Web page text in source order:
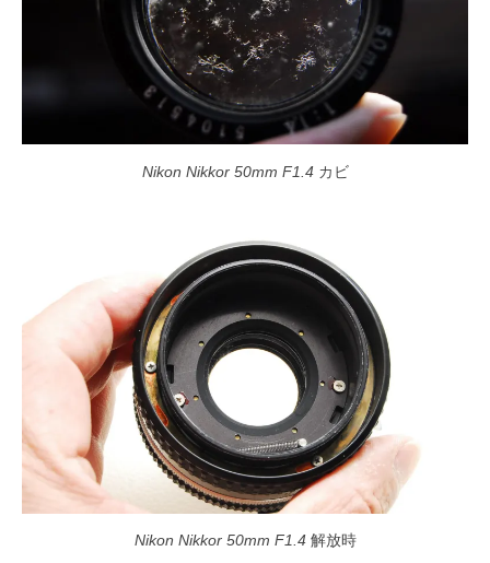
Nikon Nikkor 50mm F1.4カビ
Nikon Nikkor 50mm F1.4 解放時